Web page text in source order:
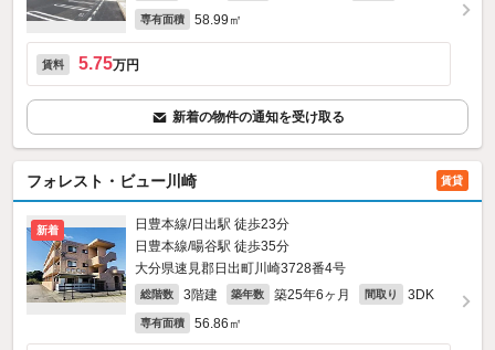
専有面積 58.99㎡
賃料 5.75万円
新着の物件の通知を受け取る
フォレスト・ビュー川崎 賃貸
新着
日豊本線/日出駅 徒歩23分
日豊本線/暘谷駅 徒歩35分
大分県速見郡日出町川崎3728番4号
総階数 3階建 築年数 築25年6ヶ月 間取り 3DK
専有面積 56.86㎡